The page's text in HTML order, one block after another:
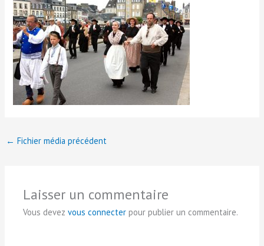
← Fichier média précédent
Laisser un commentaire
Vous devezvous connecter pour publier un commentaire.